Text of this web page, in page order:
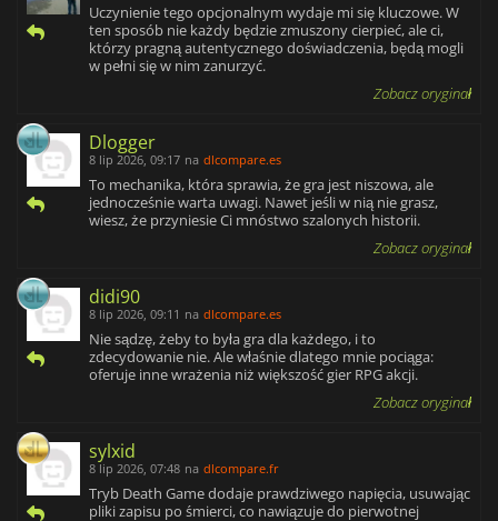
Uczynienie tego opcjonalnym wydaje mi się kluczowe. W
ten sposób nie każdy będzie zmuszony cierpieć, ale ci,
którzy pragną autentycznego doświadczenia, będą mogli
w pełni się w nim zanurzyć.
Zobacz oryginał
Dlogger
8 lip 2026, 09:17 na dlcompare.es
To mechanika, która sprawia, że gra jest niszowa, ale
jednocześnie warta uwagi. Nawet jeśli w nią nie grasz,
wiesz, że przyniesie Ci mnóstwo szalonych historii.
Zobacz oryginał
didi90
8 lip 2026, 09:11 na dlcompare.es
Nie sądzę, żeby to była gra dla każdego, i to
zdecydowanie nie. Ale właśnie dlatego mnie pociąga:
oferuje inne wrażenia niż większość gier RPG akcji.
Zobacz oryginał
sylxid
8 lip 2026, 07:48 na dlcompare.fr
Tryb Death Game dodaje prawdziwego napięcia, usuwając
pliki zapisu po śmierci, co nawiązuje do pierwotnej